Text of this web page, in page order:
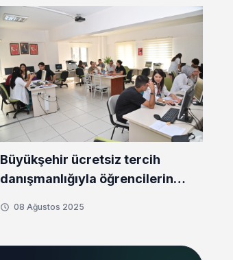
Büyükşehir ücretsiz tercih
danışmanlığıyla öğrencilerin
08 Ağustos 2025